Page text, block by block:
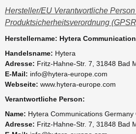
Hersteller/EU Verantwortliche
Produktsicherheitsverordnung
Herstellername: Hytera
Handelsname: Hytera
Adresse: Fritz-Hahne-Str. 7, 31848 Bad
E-Mail: info@hytera-europe.com
Webseite: www.hytera-europe.com
Verantwortliche Person:
Name: Hytera Communications Germany
Adresse: Fritz-Hahne-Str. 7, 31848 Bad